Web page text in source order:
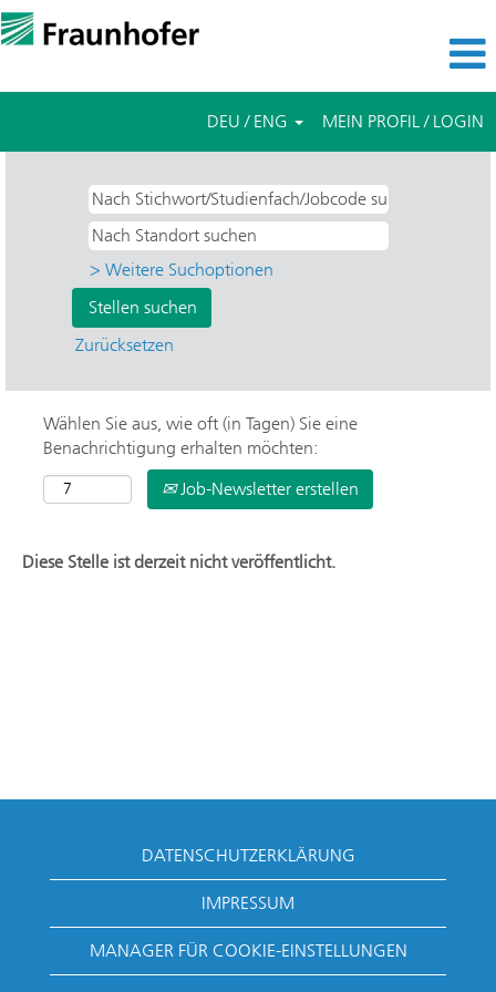
DEU / ENG MEIN PROFIL / LOGIN
> Weitere Suchoptionen
Zurücksetzen
Wählen Sie aus, wie oft (in Tagen) Sie eine
Benachrichtigung erhalten möchten:
Job-Newsletter erstellen
Diese Stelle ist derzeit nicht veröffentlicht.
DATENSCHUTZERKLÄRUNG
IMPRESSUM
MANAGER FÜR COOKIE-EINSTELLUNGEN